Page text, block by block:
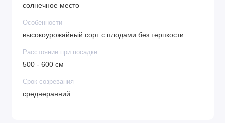
солнечное место
Особенности
высокоурожайный сорт с плодами без терпкости
Расстояние при посадке
500 - 600 см
Срок созревания
среднеранний